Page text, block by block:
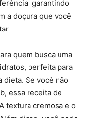
garantindo
a doçura que você
quem busca uma
perfeita para
dieta. Se você não
essa receita de
textura cremosa e o